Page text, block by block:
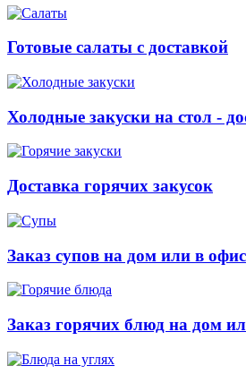
Готовые салаты с доставкой
Холодные закуски на стол -
Доставка горячих закусок
Заказ супов на дом или в офис
Заказ горячих блюд на дом